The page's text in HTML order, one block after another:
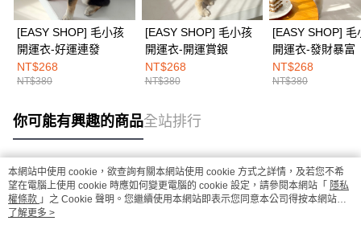
[EASY SHOP] 毛小孩
開運衣-好運連發
NT$268
NT$380
[EASY SHOP] 毛小孩
開運衣-開運賞銀
NT$268
NT$380
[EASY SHOP] 毛
開運衣-發財暴富
NT$268
NT$380
你可能有興趣的商品全站排行
熱門標籤
本網站中使用 cookie，欲查詢有關本網站使用 cookie 方式之詳情，及若您不希
望在電腦上使用 cookie 時應如何變更電腦的 cookie 設定，請參閱本網站「 隱私
權條款 」之 Cookie 聲明。您繼續使用本網站即表示您同意本公司得按本網站使
用條款之 Cookie 聲明使用 cookie。
了解更多 >